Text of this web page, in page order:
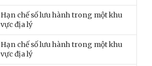
Hạn chế số lưu hành trong một khu
vực địa lý
Hạn chế số lưu hành trong một khu
vực địa lý